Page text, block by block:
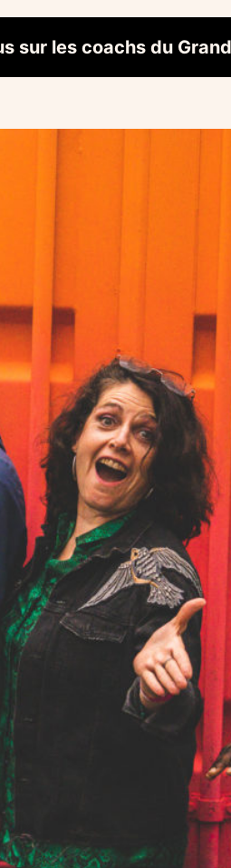
sur les coachs du